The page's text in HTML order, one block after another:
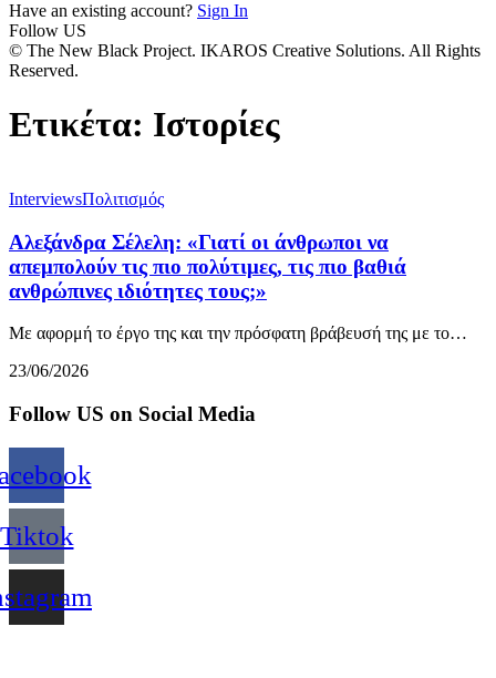
Have an existing account? Sign In
Follow US
© The New Black Project. IKAROS Creative Solutions. All Rights
Reserved.
Ετικέτα: Ιστορίες
InterviewsΠολιτισμός
Αλεξάνδρα Σέλελη: «Γιατί οι άνθρωποι να
απεμπολούν τις πιο πολύτιμες, τις πιο βαθιά
ανθρώπινες ιδιότητες τους;»
Με αφορμή το έργο της και την πρόσφατη βράβευσή της με το…
23/06/2026
Follow US on Social Media
Tiktok